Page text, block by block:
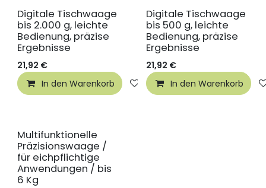
Digitale Tischwaage
bis 2.000 g, leichte
Bedienung, präzise
Ergebnisse
21,92 €
In den Warenkorb
Auf die Wunschliste
Digitale Tischwaage
bis 500 g, leichte
Bedienung, präzise
Ergebnisse
21,92 €
In den Warenkorb
Multifunktionelle
Präzisionswaage /
für eichpflichtige
Anwendungen / bis
6 Kg